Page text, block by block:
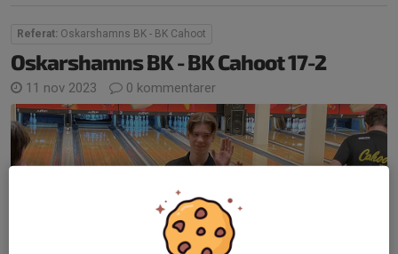
Referat: Oskarshamns BK - BK Cahoot
Oskarshamns BK - BK Cahoot 17-2
11 nov 2023 0 kommentarer